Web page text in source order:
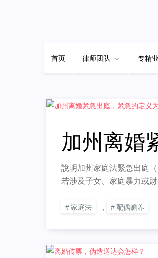
首页 律师团队 专精
加州离婚
說明加州家庭法緊急出庭
若涉及子女、家庭暴力或
家庭法 , 配偶赡养